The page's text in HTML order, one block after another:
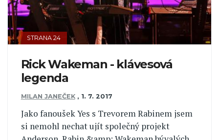
STRANA 24
Rick Wakeman - klávesová
legenda
MILAN JANEČEK , 1. 7. 2017
Jako fanoušek Yes s Trevorem Rabinem jsem
si nemohl nechat ujít společný projekt